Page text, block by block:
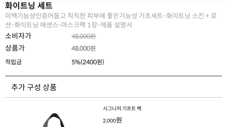
화이트닝 세트
미백기능성인증어둡고 칙칙한 피부에 좋은기능성 기초세트-화이트닝 스킨 + 로
션-화이트닝 에센스-마스크팩 1장-제품 설명서
소비자가 48,000원
상품가 48,000원
적립금
5%(2400원)
추가 구성 상품
시그니처 기프트 백
2,000원